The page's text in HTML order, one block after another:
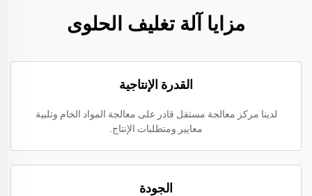
مزايا آلة تغليف الحلوى
القدرة الإنتاجية
لدينا مركز معالجة مستقل قادر على معالجة المواد الخام وتلبية
معايير ومتطلبات الإنتاج.
الجودة